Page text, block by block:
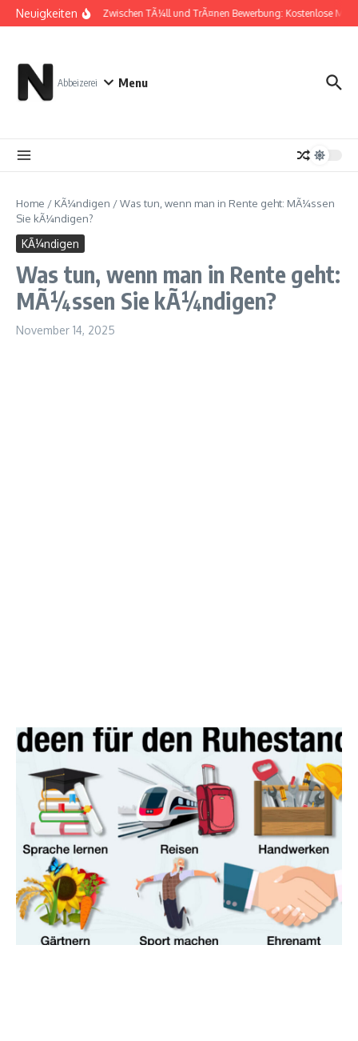
Zum Inhalt springen
Neuigkeiten Zwischen TÃ¼ll und TrÃ¤nen Bewerbung: Kostenlose
Abbeizerei Menu
Home / KÃ¼ndigen /Was tun, wenn man in Rente geht: MÃ¼ssen
Sie kÃ¼ndigen?
KÃ¼ndigen
Was tun, wenn man in Rente geht:
MÃ¼ssen Sie kÃ¼ndigen?
November 14, 2025